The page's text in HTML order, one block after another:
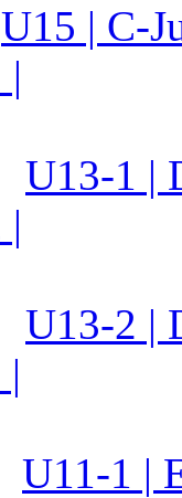
U15 | C-
U13-1 |
U13-2 |
U11-1 |